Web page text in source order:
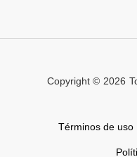
Copyright © 2026
Términos de uso